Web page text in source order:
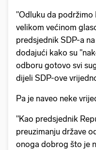
"Odluku da
velikom većinom
predsjednik SDP-a
dodajući kako su
odboru gotovo svi
dijeli SDP-ove
Pa je naveo neke
"Kao predsjednik
preuzimanju države
onoga dobrog što je